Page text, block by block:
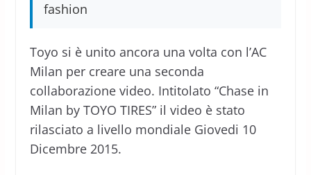
fashion
Toyo si è unito ancora una volta con l’AC
Milan per creare una seconda
collaborazione video. Intitolato “Chase in
Milan by TOYO TIRES” il video è stato
rilasciato a livello mondiale Giovedi 10
Dicembre 2015.